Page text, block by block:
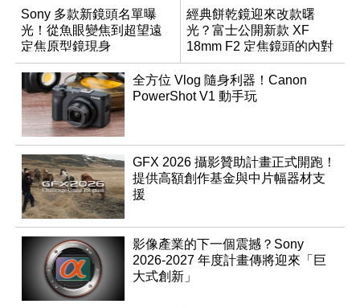
Sony 多款新鏡頭名單曝
光！從魚眼變焦到超望遠
定焦原型鏡現身
經典餅乾鏡迎來改款曙
光？富士公開新款 XF
18mm F2 定焦鏡頭的內對
焦專利
全方位 Vlog 隨身利器！Canon
PowerShot V1 動手玩
GFX 2026 攝影贊助計畫正式開跑！
提供高額創作基金與中片幅器材支
援
影像產業的下一個震撼？Sony
2026-2027 年度計畫傳將迎來「巨
大式創新」